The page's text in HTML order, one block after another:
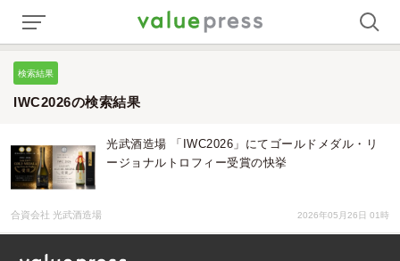
検索結果
IWC2026の検索結果
光武酒造場 「IWC2026」にてゴールドメダル・リ
ージョナルトロフィー受賞の快挙
合資会社 光武酒造場 2026年05月26日 01時